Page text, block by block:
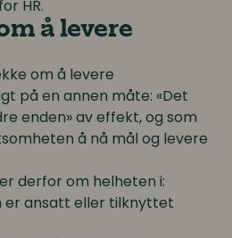
HR.
å levere
om å levere
på en annen måte: «Det
enden» av effekt, og som
å nå mål og levere
derfor om helheten i:
er ansatt eller tilknyttet